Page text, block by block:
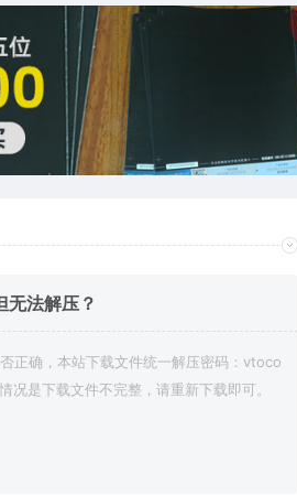
无法解压？
正确，本站下载文件统一解压密码：vtoco
况是下载文件不完整，请重新下载即可。